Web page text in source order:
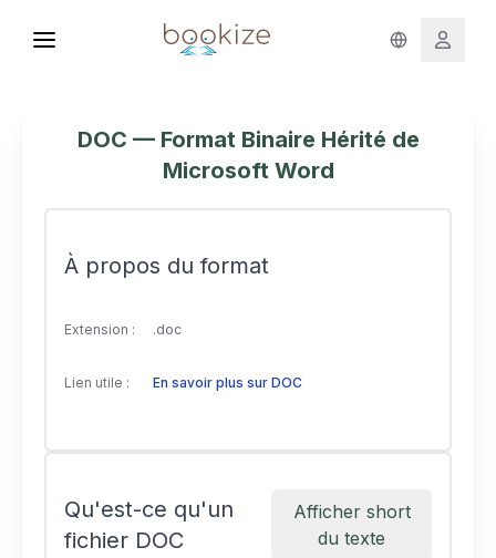
DOC — Format Binaire Hérité de
Microsoft Word
Qu'est-ce qu'un
fichier DOC
Afficher short
du texte
À propos du format
Extension : .doc
Lien utile : En savoir plus sur DOC